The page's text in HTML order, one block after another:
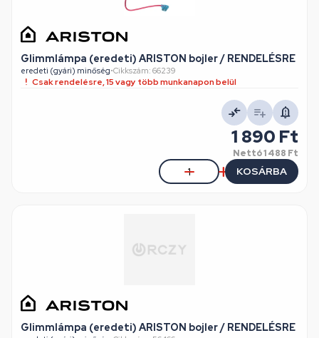
Glimmlámpa (eredeti) ARISTON bojler / RENDELÉSRE
eredeti (gyári) minőség•Cikkszám: 66239
Csak rendelésre, 15 vagy több munkanapon belül
1 890 Ft
Nettó1 488 Ft
KOSÁRBA
Glimmlámpa (eredeti) ARISTON bojler / RENDELÉSRE